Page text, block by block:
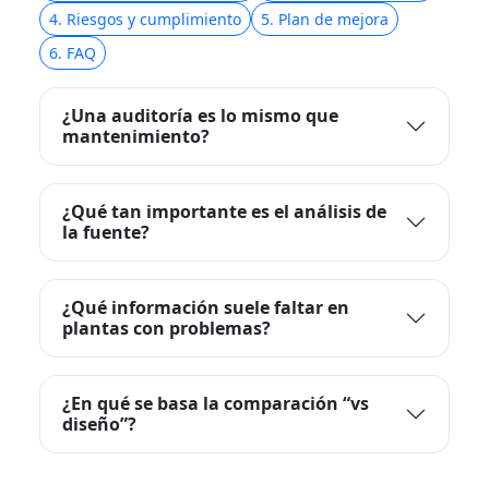
4. Riesgos y cumplimiento
5. Plan de mejora
6. FAQ
¿Una auditoría es lo mismo que
mantenimiento?
¿Qué tan importante es el análisis de
la fuente?
¿Qué información suele faltar en
plantas con problemas?
¿En qué se basa la comparación “vs
diseño”?